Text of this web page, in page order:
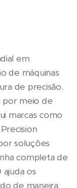
em
de máquinas
de precisão.
por meio de
marcas como
soluções
completa de
os
de maneira